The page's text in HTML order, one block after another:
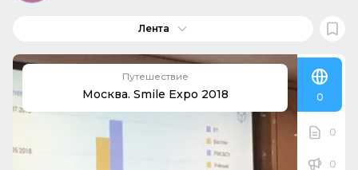
Лента
Путешествие
Москва. Smile Expo 2018 0
0
0